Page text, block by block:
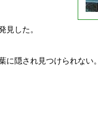
見した。
隠され見つけられない。